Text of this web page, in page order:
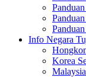
Info Negara
Korea
Malaysia